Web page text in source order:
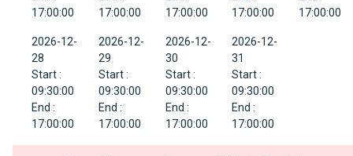
17:00:00
17:00:00
17:00:00
17:00:00
17:00:00
2026-12-
28
Start :
09:30:00
End :
17:00:00
2026-12-
29
Start :
09:30:00
End :
17:00:00
2026-12-
30
Start :
09:30:00
End :
17:00:00
2026-12-
31
Start :
09:30:00
End :
17:00:00